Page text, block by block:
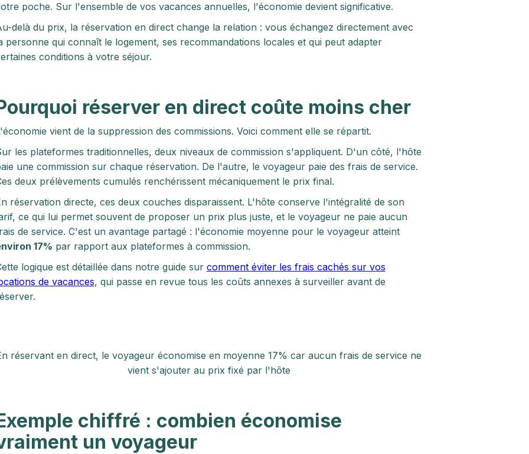
poche. Sur l'ensemble de vos vacances annuelles, l'économie devient significative.
delà du prix, la réservation en direct change la relation : vous échangez directement avec
personne qui connaît le logement, ses recommandations locales et qui peut adapter
conditions à votre séjour.
réserver en direct coûte moins cher
vient de la suppression des commissions. Voici comment elle se répartit.
les plateformes traditionnelles, deux niveaux de commission s'appliquent. D'un côté, l'hôte
une commission sur chaque réservation. De l'autre, le voyageur paie des frais de service.
deux prélèvements cumulés renchérissent mécaniquement le prix final.
réservation directe, ces deux couches disparaissent. L'hôte conserve l'intégralité de son
ce qui lui permet souvent de proposer un prix plus juste, et le voyageur ne paie aucun
de service. C'est un avantage partagé : l'économie moyenne pour le voyageur atteint
17% par rapport aux plateformes à commission.
logique est détaillée dans notre guide sur comment éviter les frais cachés sur vos
de vacances, qui passe en revue tous les coûts annexes à surveiller avant de
réservant en direct, le voyageur économise en moyenne 17% car aucun frais de service ne
vient s'ajouter au prix fixé par l'hôte
chiffré : combien économise
un voyageur